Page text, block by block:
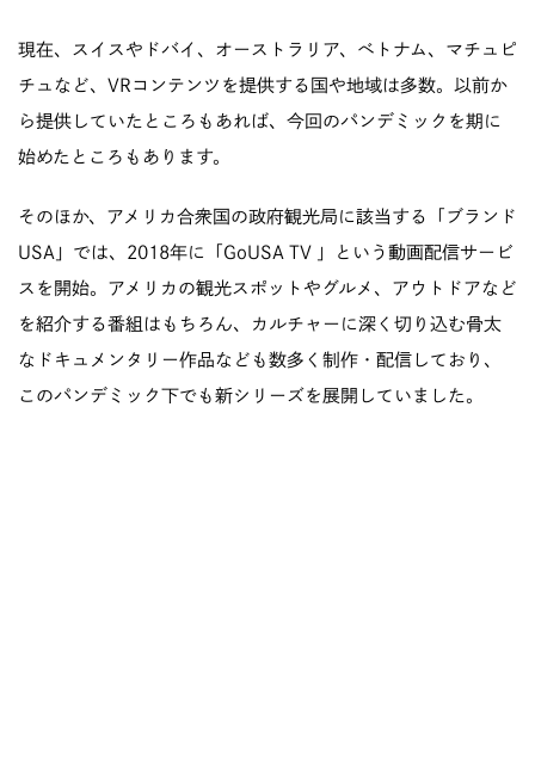
現在、スイスやドバイ、オーストラリア、ベトナム、マチュピ
チュなど、VRコンテンツを提供する国や地域は多数。以前か
ら提供していたところもあれば、今回のパンデミックを期に
始めたところもあります。
そのほか、アメリカ合衆国の政府観光局に該当する「ブランド
USA」では、2018年に「 GoUSA TV 」という動画配信サービ
スを開始。アメリカの観光スポットやグルメ、アウトドアなど
を紹介する番組はもちろん、カルチャーに深く切り込む骨太
なドキュメンタリー作品なども数多く制作・配信しており、
このパンデミック下でも新シリーズを展開していました。